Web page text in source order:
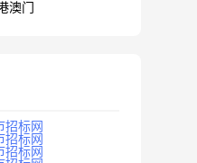
澳门
招标网
招标网
招标网